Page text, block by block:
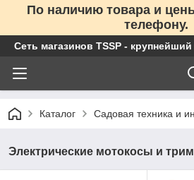
По наличию товара и
телефону.
Сеть магазинов TSSP -
Каталог Садовая техника и
Электрические мотокосы и